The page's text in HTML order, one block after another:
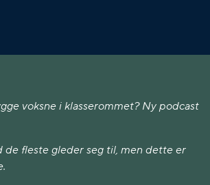
voksne i klasserommet? Ny podcast
de fleste gleder seg til, men dette er